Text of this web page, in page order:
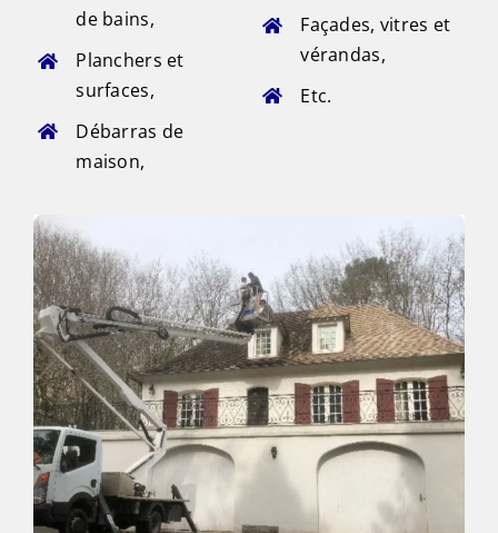
de bains,
Planchers et
surfaces,
Débarras de
maison,
Façades, vitres et
vérandas,
Etc.